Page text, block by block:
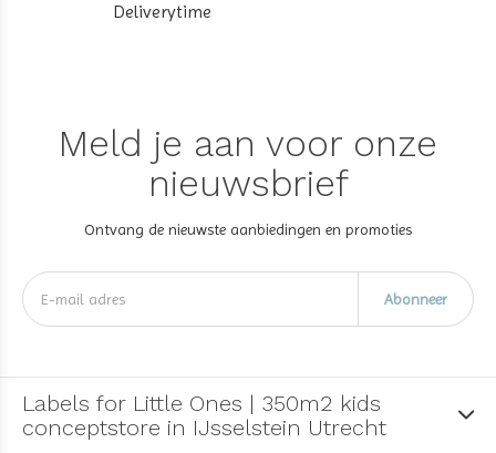
Deliverytime
Meld je aan voor onze
nieuwsbrief
Ontvang de nieuwste aanbiedingen en promoties
Abonneer
Labels for Little Ones | 350m2 kids
conceptstore in IJsselstein Utrecht